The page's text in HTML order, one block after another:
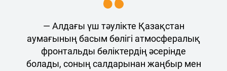
— Алдағы үш тәулікте Қазақстан
аумағының басым бөлігі атмосфералық
фронтальды бөліктердің әсерінде
болады, соның салдарынан жаңбыр мен